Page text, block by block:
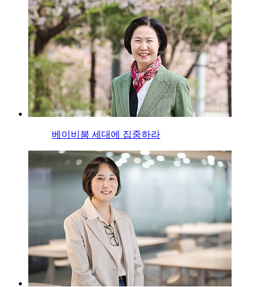
베이비붐 세대에 집중하라